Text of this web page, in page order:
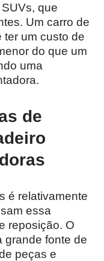
que
Um carro de
ter um custo de
do que um
uma
de
é relativamente
essa
reposição. O
grande fonte de
peças e